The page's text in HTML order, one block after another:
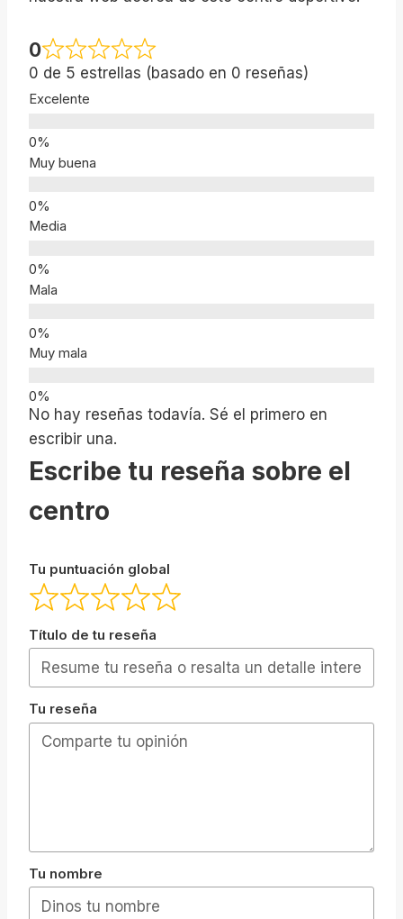
0
0 de 5 estrellas (basado en 0 reseñas)
Excelente
Muy buena
Media
Mala
Muy mala
No hay reseñas todavía. Sé el primero en
escribir una.
Escribe tu reseña sobre el
centro
Tu puntuación global
Título de tu reseña
Tu reseña
Tu nombre